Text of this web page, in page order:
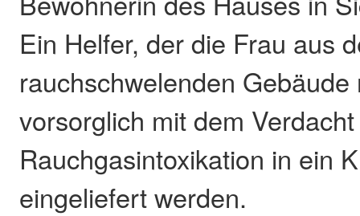
Ein Helfer, der die Frau aus
rauchschwelenden
vorsorglich mit dem
Rauchgasintoxikation in ein
eingeliefert werden.